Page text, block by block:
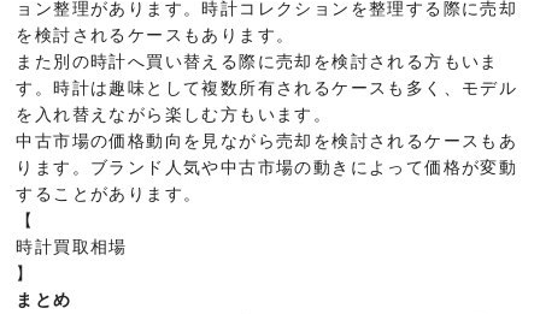
ョン整理があります。時計コレクションを整理する際に売却
を検討されるケースもあります。
また別の時計へ買い替える際に売却を検討される方もいま
す。時計は趣味として複数所有されるケースも多く、モデル
を入れ替えながら楽しむ方もいます。
中古市場の価格動向を見ながら売却を検討されるケースもあ
ります。ブランド人気や中古市場の動きによって価格が変動
することがあります。
【
時計買取相場
】
まとめ